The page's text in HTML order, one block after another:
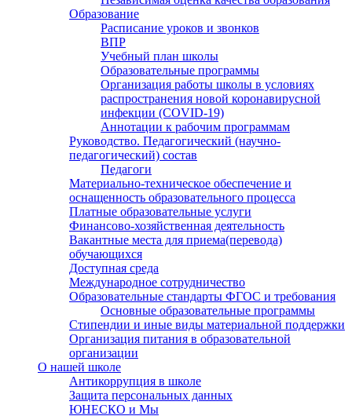
Образование
Расписание уроков и звонков
ВПР
Учебный план школы
Образовательные программы
Организация работы школы в условиях
распространения новой коронавирусной
инфекции (CОVID-19)
Аннотации к рабочим программам
Руководство. Педагогический (научно-
педагогический) состав
Педагоги
Материально-техническое обеспечение и
оснащенность образовательного процесса
Платные образовательные услуги
Финансово-хозяйственная деятельность
Вакантные места для приема(перевода)
обучающихся
Доступная среда
Международное сотрудничество
Образовательные стандарты ФГОС и требования
Основные образовательные программы
Стипендии и иные виды материальной поддержки
Организация питания в образовательной
организации
О нашей школе
Антикоррупция в школе
Защита персональных данных
ЮНЕСКО и Мы